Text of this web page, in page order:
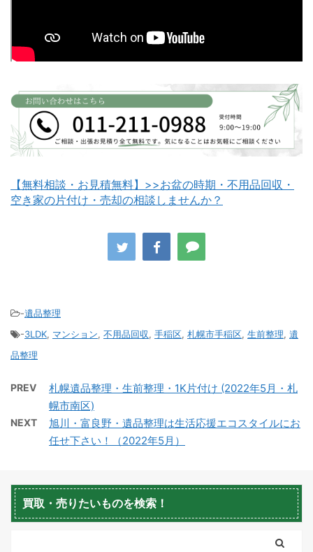
白老町不用品回収 長万部町不用品回収
【無料相談・お見積無料】>>お盆の時期・不用品回収・
空き家の片付け・売却の相談しませんか？
-遺品整理
-3LDK, マンション, 不用品回収, 手稲区, 札幌市手稲区, 生前整理, 遺
品整理
PREV
札幌遺品整理・生前整理・1K片付け (2022年5月・札
幌市南区)
NEXT
旭川・富良野・遺品整理は生活応援エコスタイルにお
任せ下さい！（2022年5月）
買取・売りたいものを検索！